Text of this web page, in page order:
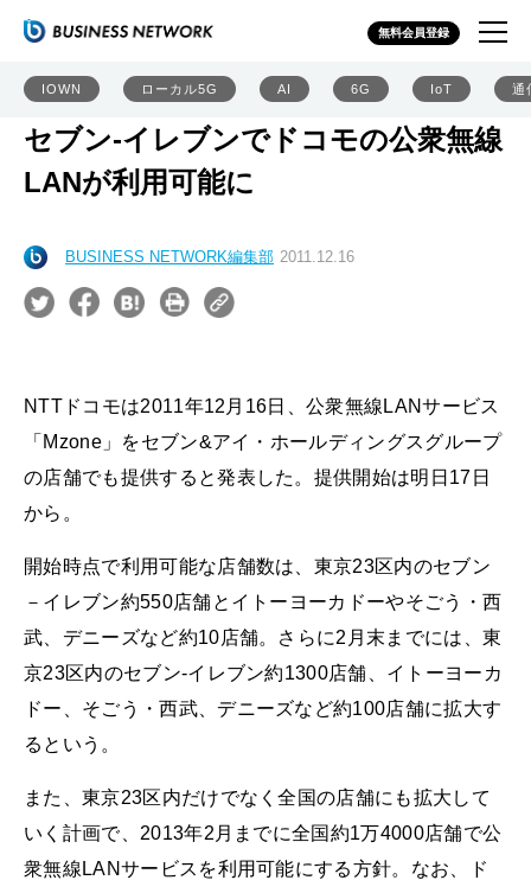
無料会員登録
IOWN ローカル5G AI 6G IoT 通
セブン-イレブンでドコモの公衆無線
LANが利用可能に
BUSINESS NETWORK編集部 2011.12.16
NTTドコモは2011年12月16日、公衆無線LANサービス
「Mzone」をセブン&アイ・ホールディングスグループ
の店舗でも提供すると発表した。提供開始は明日17日
から。
開始時点で利用可能な店舗数は、東京23区内のセブン
－イレブン約550店舗とイトーヨーカドーやそごう・西
武、デニーズなど約10店舗。さらに2月末までには、東
京23区内のセブン-イレブン約1300店舗、イトーヨーカ
ドー、そごう・西武、デニーズなど約100店舗に拡大す
るという。
また、東京23区内だけでなく全国の店舗にも拡大して
いく計画で、2013年2月までに全国約1万4000店舗で公
衆無線LANサービスを利用可能にする方針。なお、ド